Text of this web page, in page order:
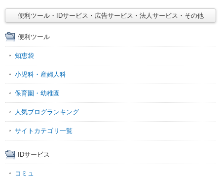
便利ツール・IDサービス・広告サービス・法人サービス・その他
便利ツール
知恵袋
小児科・産婦人科
保育園・幼稚園
人気ブログランキング
サイトカテゴリ一覧
IDサービス
コミュ